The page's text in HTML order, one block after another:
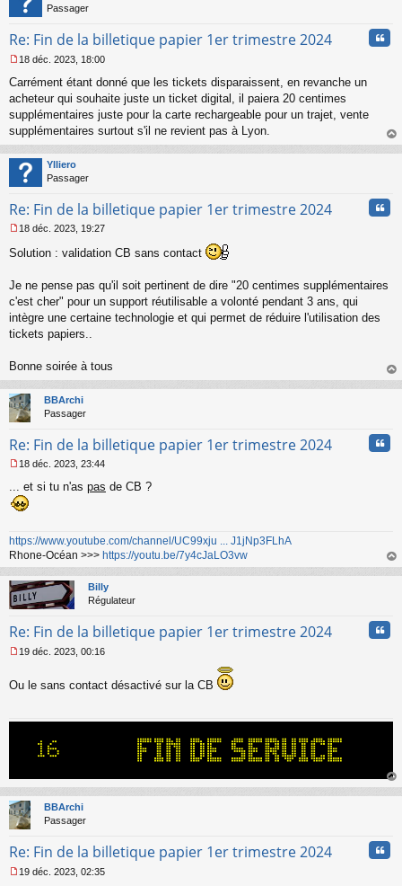
Passager
Re: Fin de la billetique papier 1er trimestre 2024
e
s
a
g
n
o
u
18 déc. 2023, 18:00
Carrément étant donné que les tickets disparaissent, en revanche un
acheteur qui souhaite juste un ticket digital, il paiera 20 centimes
supplémentaires juste pour la carte rechargeable pour un trajet, vente
supplémentaires surtout s'il ne revient pas à Lyon.
au
Ylliero
Passager
Re: Fin de la billetique papier 1er trimestre 2024
e
a
g
e
n
l
18 déc. 2023, 19:27
Solution : validation CB sans contact
Je ne pense pas qu'il soit pertinent de dire "20 centimes supplémentaires
c'est cher" pour un support réutilisable a volonté pendant 3 ans, qui
intègre une certaine technologie et qui permet de réduire l'utilisation des
tickets papiers..
Bonne soirée à tous
au
BBArchi
Passager
Re: Fin de la billetique papier 1er trimestre 2024
e
s
s
g
e
n
o
n
l
18 déc. 2023, 23:44
... et si tu n'as pas de CB ?
https://www.youtube.com/channel/UC99xju ... J1jNp3FLhA
Rhone-Océan >>> https://youtu.be/7y4cJaLO3vw
au
Billy
Régulateur
Re: Fin de la billetique papier 1er trimestre 2024
s
n
l
u
19 déc. 2023, 00:16
Ou le sans contact désactivé sur la CB
au
BBArchi
Passager
Re: Fin de la billetique papier 1er trimestre 2024
19 déc. 2023, 02:35